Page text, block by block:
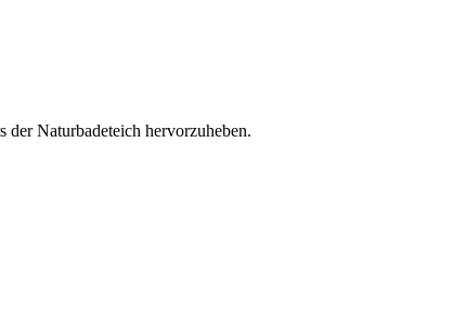
der Naturbadeteich hervorzuheben.